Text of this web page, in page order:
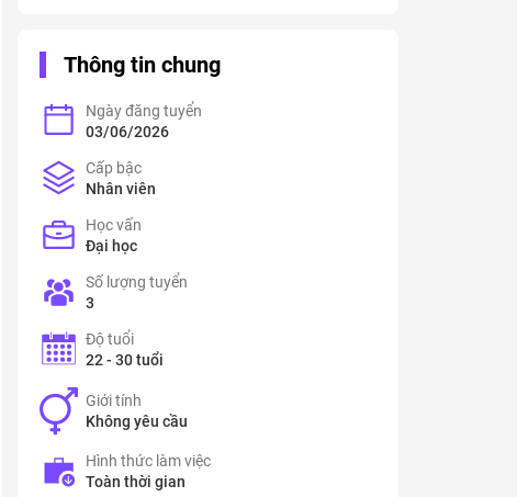
Thông tin chung
Ngày đăng tuyển
03/06/2026
Cấp bậc
Nhân viên
Học vấn
Đại học
Số lượng tuyển
3
Độ tuổi
22 - 30 tuổi
Giới tính
Không yêu cầu
Hình thức làm việc
Toàn thời gian